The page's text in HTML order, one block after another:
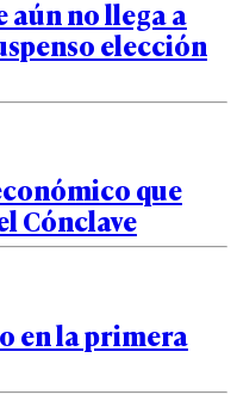
aún no llega a
elección
que
Cónclave
en la primera